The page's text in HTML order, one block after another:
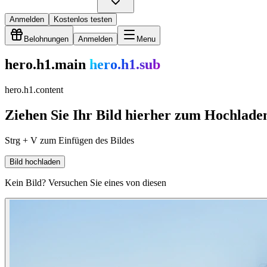
Anmelden Kostenlos testen
Belohnungen Anmelden Menu
hero.h1.main hero.h1.sub
hero.h1.content
Ziehen Sie Ihr Bild hierher zum
Strg + V zum Einfügen des Bildes
Bild hochladen
Kein Bild? Versuchen Sie eines von diesen